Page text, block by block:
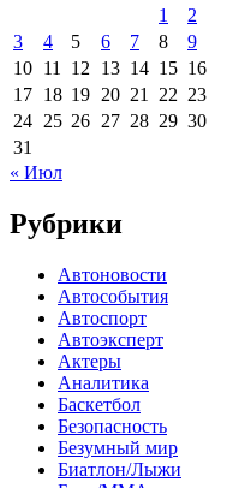
1
2
3
4 5 6 7 8
9
10 11 12 13 14 15 16
17 18 19 20 21 22 23
24 25 26 27 28 29 30
31
« Июл
Рубрики
Автоновости
Автособытия
Автоспорт
Автоэксперт
Актеры
Аналитика
Баскетбол
Безопасность
Безумный мир
Биатлон/Лыжи